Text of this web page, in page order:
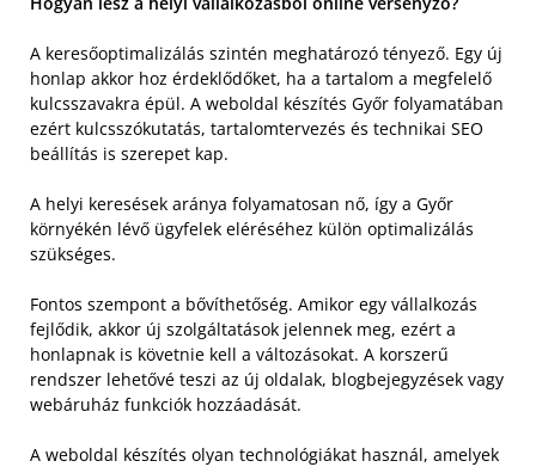
A keresőoptimalizálás szintén meghatározó tényező. Egy új
honlap akkor hoz érdeklődőket, ha a tartalom a megfelelő
kulcsszavakra épül. A weboldal készítés Győr folyamatában
ezért kulcsszókutatás, tartalomtervezés és technikai SEO
beállítás is szerepet kap.
A helyi keresések aránya folyamatosan nő, így a Győr
környékén lévő ügyfelek eléréséhez külön optimalizálás
szükséges.
Fontos szempont a bővíthetőség. Amikor egy vállalkozás
fejlődik, akkor új szolgáltatások jelennek meg, ezért a
honlapnak is követnie kell a változásokat. A korszerű
rendszer lehetővé teszi az új oldalak, blogbejegyzések vagy
webáruház funkciók hozzáadását.
A weboldal készítés olyan technológiákat használ, amelyek